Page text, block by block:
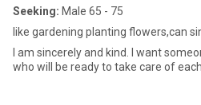
Seeking: Male 65 - 75
like gardening planting flowers,can
I am sincerely and kind. I want
who will be ready to take care of